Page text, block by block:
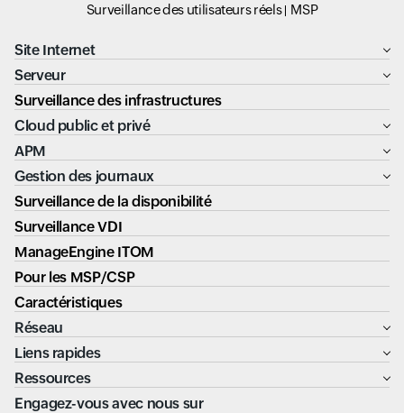
Surveillance des utilisateurs réels
MSP
Site Internet
Serveur
Surveillance des infrastructures
Cloud public et privé
APM
Gestion des journaux
Surveillance de la disponibilité
Surveillance VDI
ManageEngine ITOM
Pour les MSP/CSP
Caractéristiques
Réseau
Liens rapides
Ressources
Engagez-vous avec nous sur